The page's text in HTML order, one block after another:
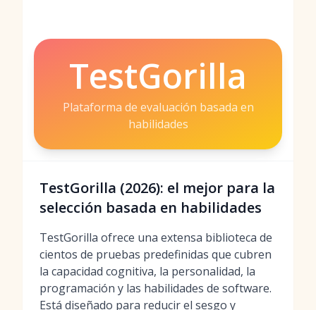
TestGorilla
Plataforma de evaluación basada en
habilidades
TestGorilla (2026): el mejor para la
selección basada en habilidades
TestGorilla ofrece una extensa biblioteca de
cientos de pruebas predefinidas que cubren
la capacidad cognitiva, la personalidad, la
programación y las habilidades de software.
Está diseñado para reducir el sesgo y